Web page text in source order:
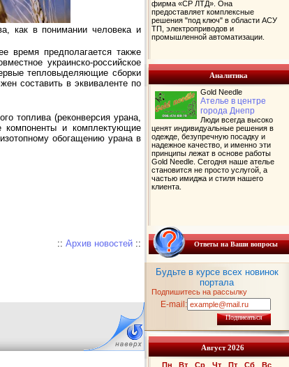
как в понимании человека и
время предполагается также
украинско-российское
тепловыделяющие сборки
составить в эквиваленте по
топлива (реконверсия урана,
компоненты и комплектующие
обогащению урана в
:: Архив новостей ::
фирма «СР ЛТД». Она
предоставляет комплексные
решения "под ключ" в области АСУ
ТП, электроприводов и
промышленной автоматизации.
Аналитика
Gold Needle
Ателье в центре
города Днепр
Люди всегда высоко
ценят индивидуальные решения в
одежде, безупречную посадку и
надежное качество, и именно эти
принципы лежат в основе работы
Gold Needle. Сегодня наше ателье
становится не просто услугой, а
частью имиджа и стиля нашего
клиента.
Ответы на Ваши вопросы
Будьте в курсе всех новинок
портала
Подпишитесь на рассылку
E-mail:
Подписаться
Август 2026
Пн Вт Ср Чт Пт Сб Вс